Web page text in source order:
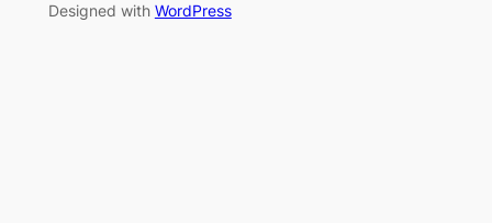
Designed with WordPress